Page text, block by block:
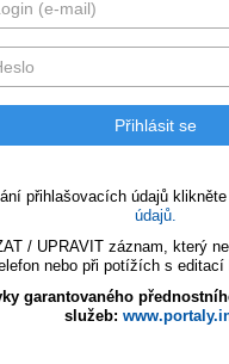
přihlašovacích údajů
údajů.
/ UPRAVIT záznam, který
nebo při potížích s editací
garantovaného
služeb: